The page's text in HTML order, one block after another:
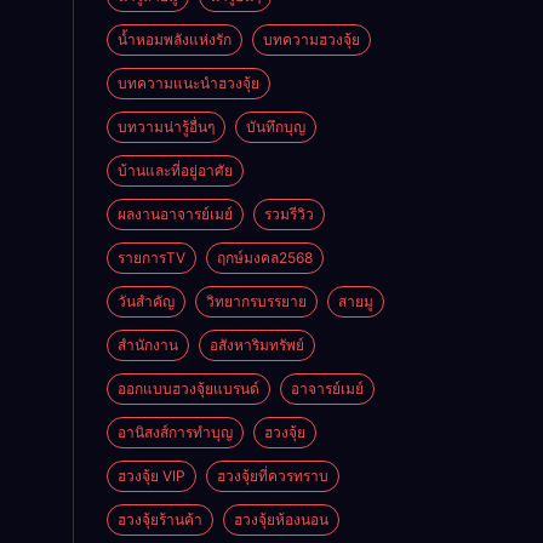
น้ำหอมพลังแห่งรัก บทความฮวงจุ้ย
บทความแนะนำฮวงจุ้ย
บทวามน่ารู้อื่นๆ บันทึกบุญ
บ้านและที่อยู่อาศัย
ผลงานอาจารย์เมย์ รวมรีวิว
รายการTV ฤกษ์มงคล2568
วันสำคัญ วิทยากรบรรยาย สายมู
สำนักงาน อสังหาริมทรัพย์
ออกแบบฮวงจุ้ยแบรนด์ อาจารย์เมย์
อานิสงส์การทำบุญ ฮวงจุ้ย
ฮวงจุ้ย VIP ฮวงจุ้ยที่ควรทราบ
ฮวงจุ้ยร้านค้า ฮวงจุ้ยห้องนอน